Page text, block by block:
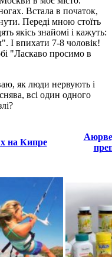
Встала в початок,
Переді мною стоїть
якісь знайомі і кажуть:
І впихати 7-8 чоловік!
"Ласкаво просимо в
як люди нервують і
всі один одного
на Кипре